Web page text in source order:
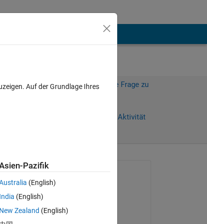
Melden Sie sich an, um diese Frage zu
Anmelden, um Aktivität
경현
am 3 Apr. 2024
Auf der Grundlage Ihres
Pazifik
(English)
India (English)
New Zealand (English)